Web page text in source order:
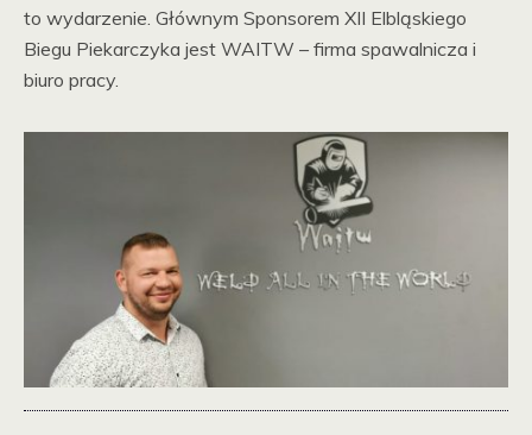
to wydarzenie. Głównym Sponsorem XII Elbląskiego
Biegu Piekarczyka jest WAITW – firma spawalnicza i
biuro pracy.